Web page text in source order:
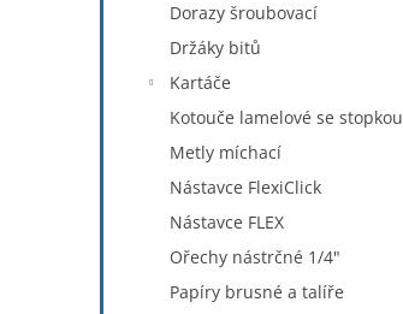
Dorazy šroubovací
Držáky bitů
Kartáče
Kotouče lamelové se stopkou
Metly míchací
Nástavce FlexiClick
Nástavce FLEX
Ořechy nástrčné 1/4"
Papíry brusné a talíře